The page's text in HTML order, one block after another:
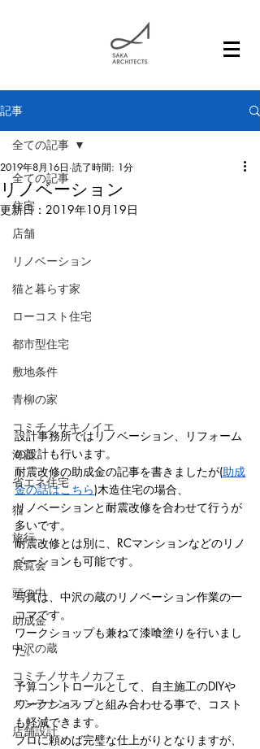
記事
全ての記事
住宅
店舗
リノベーション
猫と暮らす家
ローコスト住宅
都市型住宅
敷地条件
青柳の家
コミチノサキノイエ
海渡
省エネ住宅
猫
旅行
展覧会
頭の中
助成金
中沢の蔵
コミチノサキノカフェ
メンテナンス
店舗設計
全ての記事
リノベーション
2019年8月16日 読了時間: 1分
更新日： 2019年10月19日
設計事務所ではリノベーション、リフォーム
の設計も行います。
耐震改修の助成金の記事を書きましたが(助成
金の話はこちら)木造住宅の場合、
リノベーションと耐震改修を合わせて行うが
多いです。
耐震改修とは別に、RCマンションなどのリノ
ベーションも可能です。
写真は、中沢の蔵のリノベーション作業の一
コマです。
ワークショップも兼ねて漆喰塗りを行いまし
た。
予算コントロールとして、自主施工のDIYや
ワークショップと組み合わせる事で、コスト
も軽減できます。
プロに頼めば完璧な仕上がりとなりますが、